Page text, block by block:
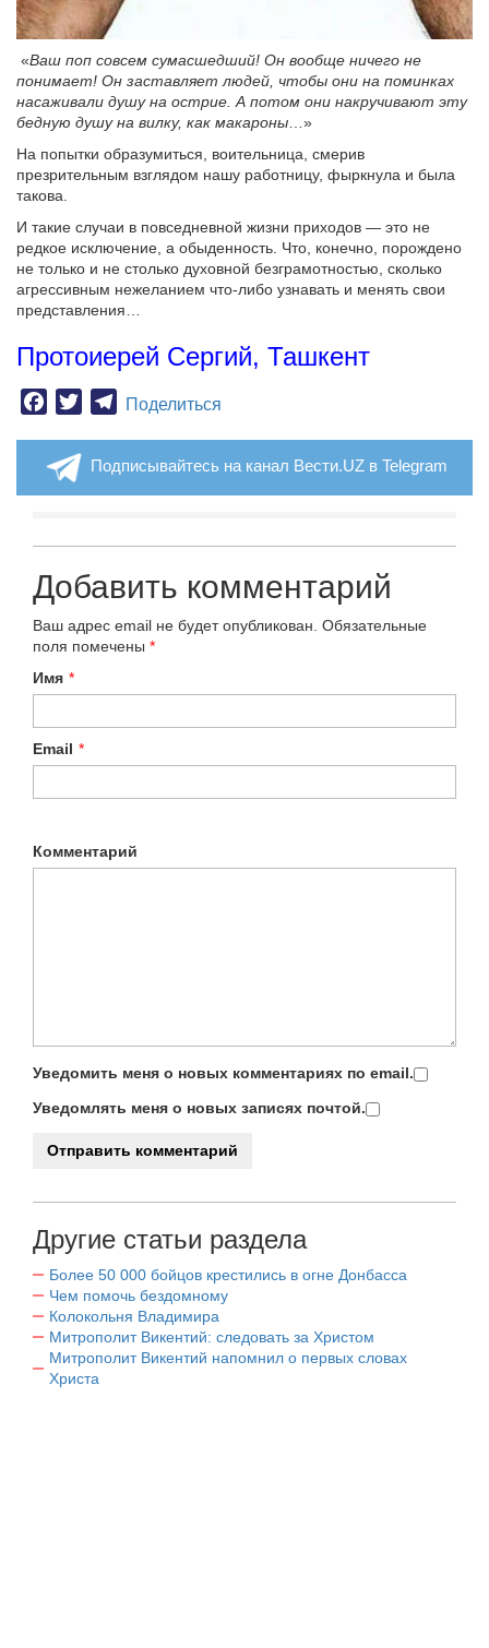
«Ваш поп совсем сумасшедший! Он вообще ничего не
понимает! Он заставляет людей, чтобы они на поминках
насаживали душу на острие. А потом они накручивают эту
бедную душу на вилку, как макароны …»
На попытки образумиться, воительница, смерив
презрительным взглядом нашу работницу, фыркнула и была
такова.
И такие случаи в повседневной жизни приходов — это не
редкое исключение, а обыденность. Что, конечно, порождено
не только и не столько духовной безграмотностью, сколько
агрессивным нежеланием что-либо узнавать и менять свои
представления…
Протоиерей Сергий, Ташкент
Facebook
TwitterTelegram
Поделиться
Подписывайтесь на канал Вести.UZ в Telegram
Добавить комментарий
Ваш адрес email не будет опубликован. Обязательные
поля помечены *
Имя *
Email *
Комментарий
Уведомить меня о новых комментариях по email.
Уведомлять меня о новых записях почтой.
Другие статьи раздела
Более 50 000 бойцов крестились в огне Донбасса
Чем помочь бездомному
Колокольня Владимира
Митрополит Викентий: следовать за Христом
Митрополит Викентий напомнил о первых словах
Христа